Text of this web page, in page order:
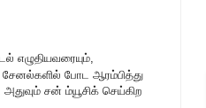
எழுதியவரையும்,
சேனல்களில் போட ஆரம்பித்து
சன் ம்யூசிக் செய்கிற